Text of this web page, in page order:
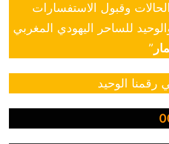
وقبول الاستفسارات
للساحر اليهودي المغربي
”
رقمنا الوحيد